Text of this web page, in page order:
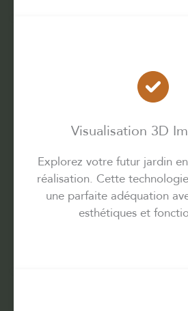
Visualisation 3D
Explorez votre futur jardin
réalisation. Cette
une parfaite adéquation
esthétiques et